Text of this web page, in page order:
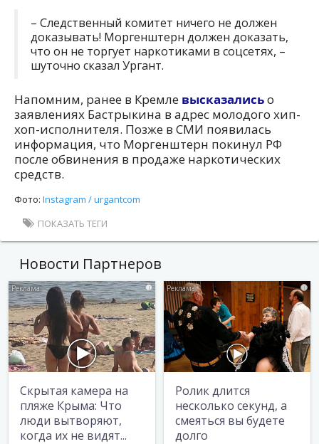
– Следственный комитет ничего не должен
доказывать! Моргенштерн должен доказать,
что он не торгует наркотиками в соцсетях, –
шуточно сказал Ургант.
Напомним, ранее в Кремле высказалисьо
заявлениях Бастрыкина в адрес молодого хип-
хоп-исполнителя. Позже в СМИ появилась
информация, что Моргенштерн покинул РФ
после обвинения в продаже наркотических
средств.
Фото: Instagram / urgantcom
ПОКАЗАТЬ ТЕГИ
Новости Партнеров
i
Скрытая камера на
пляже Крыма: Что
люди вытворяют,
когда их не видят...
i
Ролик длится
несколько секунд, а
смеяться вы будете
долго